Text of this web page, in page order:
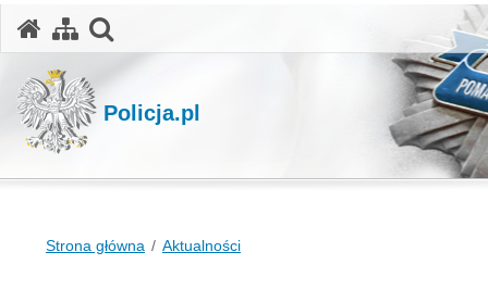
Policja.pl
Strona główna Aktualności